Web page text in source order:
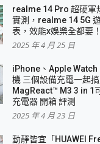
realme 14 Pro 超硬軍
實測，realme 14 5G
表，效能x娛樂全都要！
2025 年 4 月 25 日
iPhone、Apple
機 三個設備充電一起搞
MagReact™ M3 3 in 1
充電器 開箱 評測
2025 年 4 月 23 日
動靜皆宜「HUAWEI